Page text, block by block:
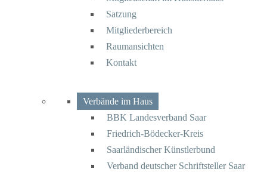
Satzung
Mitgliederbereich
Raumansichten
Kontakt
Verbände im Haus
BBK Landesverband Saar
Friedrich-Bödecker-Kreis
Saarländischer Künstlerbund
Verband deutscher Schriftsteller Saar